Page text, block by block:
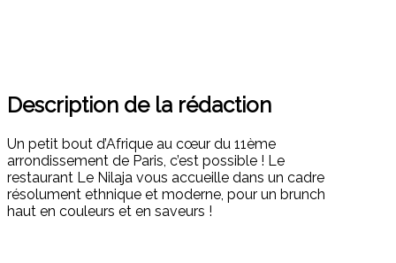
Description de la rédaction
Un petit bout d’Afrique au cœur du 11ème
arrondissement de Paris, c’est possible ! Le
restaurant Le Nilaja vous accueille dans un cadre
résolument ethnique et moderne, pour un brunch
haut en couleurs et en saveurs !